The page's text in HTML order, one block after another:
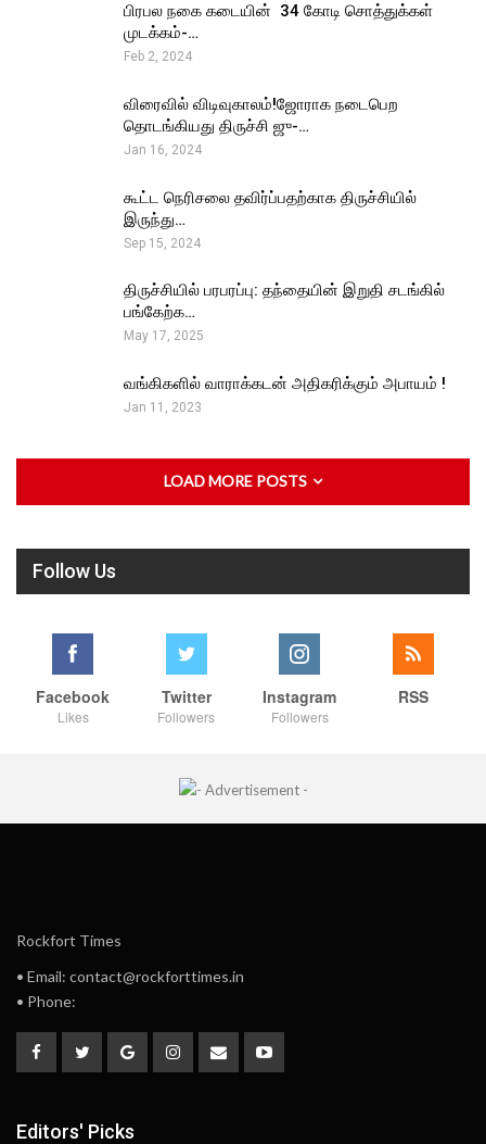
பிரபல நகை கடையின் ₹ 34 கோடி சொத்துக்கள்
முடக்கம்-…
Feb 2, 2024
விரைவில் விடிவுகாலம்!ஜோராக நடைபெற
தொடங்கியது திருச்சி ஜு-…
Jan 16, 2024
கூட்ட நெரிசலை தவிர்ப்பதற்காக திருச்சியில்
இருந்து…
Sep 15, 2024
திருச்சியில் பரபரப்பு: தந்தையின் இறுதி சடங்கில்
பங்கேற்க…
May 17, 2025
வங்கிகளில் வாராக்கடன் அதிகரிக்கும் அபாயம் !
Jan 11, 2023
LOAD MORE POSTS
Follow Us
Facebook
Likes
Twitter
Followers
Instagram
Followers
RSS
Rockfort Times
• Email: contact@rockforttimes.in
• Phone:
Editors' Picks